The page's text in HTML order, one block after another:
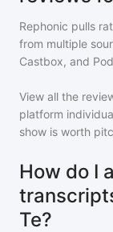
Rephonic pulls
from multiple
Castbox, and
View all the
platform
show is worth
How do I
Te?